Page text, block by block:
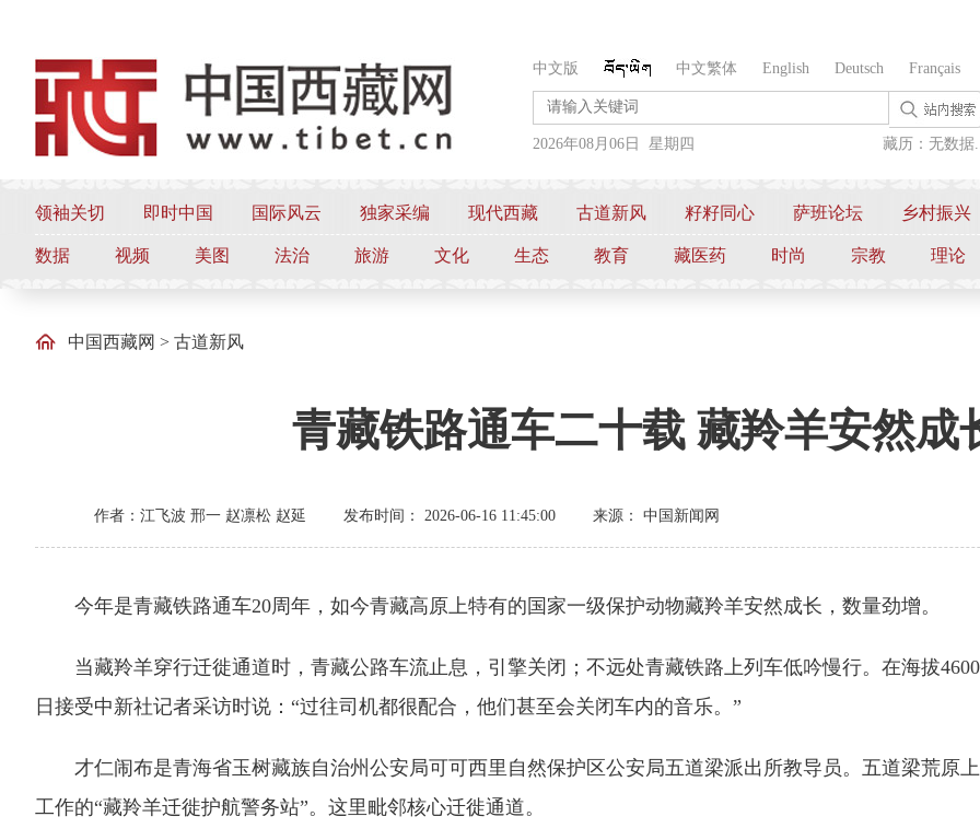
中文版 中文繁体 English Deutsch Français
2026年08月06日 星期四 藏历：无数据
领袖关切 即时中国 国际风云 独家采编 现代西藏 古道新风 籽籽同心 萨班论坛 乡村振兴
数据 视频 美图 法治 旅游 文化 生态 教育 藏医药 时尚 宗教 理论
中国西藏网 > 古道新风
青藏铁路通车二十载 藏羚羊安然成
作者：江飞波 邢一 赵凛松 赵延 发布时间： 2026-06-16 11:45:00 来源： 中国新闻网
今年是青藏铁路通车20周年，如今青藏高原上特有的国家一级保护动物藏羚羊安然成长，数量劲增。
当藏羚羊穿行迁徙通道时，青藏公路车流止息，引擎关闭；不远处青藏铁路上列车低吟慢行。在海拔
日接受中新社记者采访时说：“过往司机都很配合，他们甚至会关闭车内的音乐。”
才仁闹布是青海省玉树藏族自治州公安局可可西里自然保护区公安局五道梁派出所教导员。五道梁荒原
工作的“藏羚羊迁徙护航警务站”。这里毗邻核心迁徙通道。